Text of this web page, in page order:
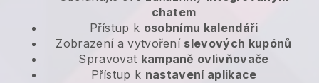
chatem
Přístup k osobnímu kalendáři
Zobrazení a vytvoření slevových kupónů
Spravovat kampaně ovlivňovače
Přístup k nastavení aplikace